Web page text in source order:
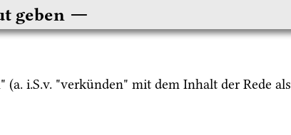
geben
(a. i.S.v. "verkünden" mit dem Inhalt der Rede als